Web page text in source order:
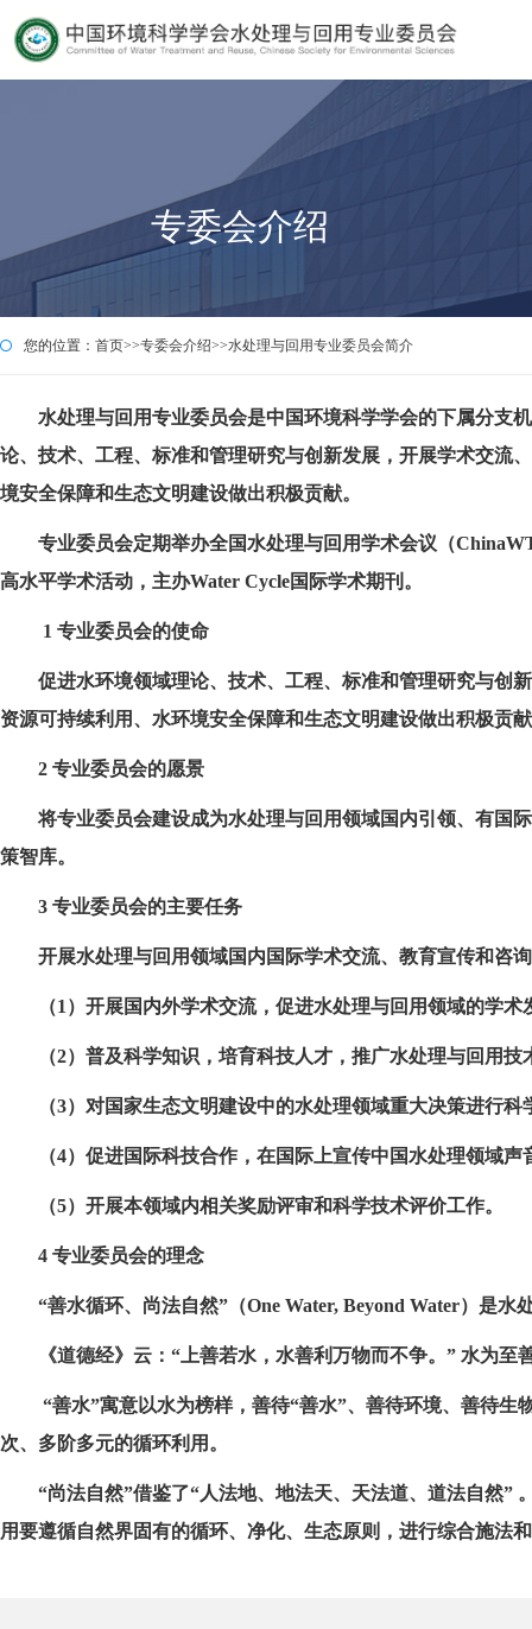
专委会介绍
您的位置： 首页>>专委会介绍>>水处理与回用专业委员会简介
水处理与回用专业委员会是中国环境科学学会的下属分支
论、技术、工程、标准和管理研究与创新发展，开展学术交流
境安全保障和生态文明建设做出积极贡献。
专业委员会定期举办全国水处理与回用学术会议（
高水平学术活动，主办Water Cycle国际学术期刊。
1 专业委员会的使命
促进水环境领域理论、技术、工程、标准和管理研究与创
资源可持续利用、水环境安全保障和生态文明建设做出积极贡
2 专业委员会的愿景
将专业委员会建设成为水处理与回用领域国内引领、有国
策智库。
3 专业委员会的主要任务
开展水处理与回用领域国内国际学术交流、教育宣传和咨
（1）开展国内外学术交流，促进水处理与回用领域的学术
（2）普及科学知识，培育科技人才，推广水处理与回用技
（3）对国家生态文明建设中的水处理领域重大决策进行
（4）促进国际科技合作，在国际上宣传中国水处理领域声
（5）开展本领域内相关奖励评审和科学技术评价工作。
4 专业委员会的理念
“善水循环、尚法自然”（One Water, Beyond Water）是水
《道德经》云：“上善若水，水善利万物而不争。” 水为
“善水”寓意以水为榜样，善待“善水”、善待环境、善待
次、多阶多元的循环利用。
“尚法自然”借鉴了“人法地、地法天、天法道、道法自然”
用要遵循自然界固有的循环、净化、生态原则，进行综合施法